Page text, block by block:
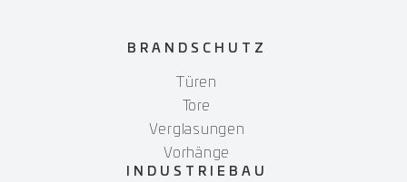
BRANDSCHUTZ
Türen
Tore
Verglasungen
Vorhänge
INDUSTRIEBAU